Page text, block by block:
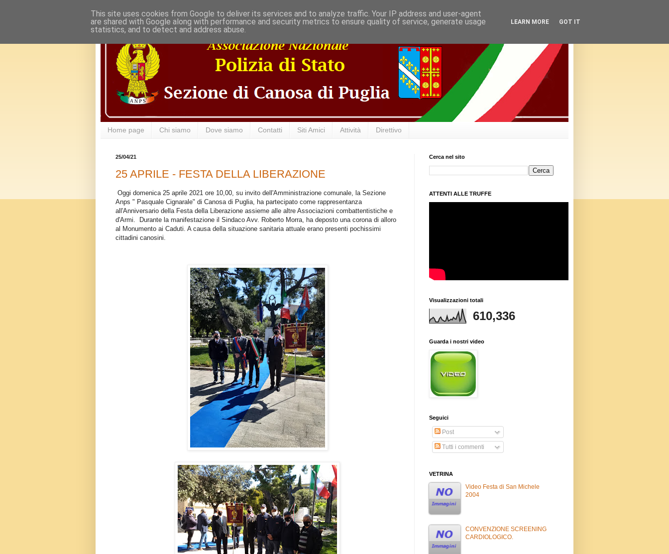
Home page Chi siamo Dove siamo Contatti Siti Amici Attività Direttivo
25/04/21
25 APRILE - FESTA DELLA LIBERAZIONE
Oggi domenica 25 aprile 2021 ore 10,00, su invito dell'Amministrazione comunale, la Sezione
Anps " Pasquale Cignarale" di Canosa di Puglia, ha partecipato come rappresentanza
all'Anniversario della Festa della Liberazione assieme alle altre Associazioni combattentistiche e
d'Armi. Durante la manifestazione il Sindaco Avv. Roberto Morra, ha deposto una corona di alloro
al Monumento ai Caduti. A causa della situazione sanitaria attuale erano presenti pochissimi
cittadini canosini.
Cerca nel sito
ATTENTI ALLE TRUFFE
Visualizzazioni totali
610,336
Guarda i nostri video
Seguici
Post
Tutti i commenti
VETRINA
Video Festa di San Michele
2004
CONVENZIONE SCREENING
CARDIOLOGICO.
This site uses cookies from Google to deliver its services and to analyze traffic. Your IP address and user-agent
are shared with Google along with performance and security metrics to ensure quality of service, generate usage
statistics, and to detect and address abuse.
LEARN MORE GOT IT